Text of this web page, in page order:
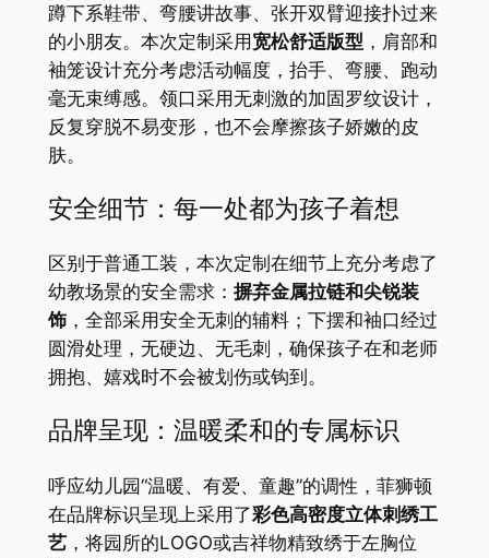
蹲下系鞋带、弯腰讲故事、张开双臂迎接扑过来
的小朋友。本次定制采用宽松舒适版型 ，肩部和
袖笼设计充分考虑活动幅度，抬手、弯腰、跑动
毫无束缚感。领口采用无刺激的加固罗纹设计，
反复穿脱不易变形，也不会摩擦孩子娇嫩的皮
肤。
安全细节：每一处都为孩子着想
区别于普通工装，本次定制在细节上充分考虑了
幼教场景的安全需求： 摒弃金属拉链和尖锐装
饰，全部采用安全无刺的辅料；下摆和袖口经过
圆滑处理，无硬边、无毛刺，确保孩子在和老师
拥抱、嬉戏时不会被划伤或钩到。
品牌呈现：温暖柔和的专属标识
呼应幼儿园“温暖、有爱、童趣”的调性，菲狮顿
在品牌标识呈现上采用了彩色高密度立体刺绣工
艺，将园所的LOGO或吉祥物精致绣于左胸位